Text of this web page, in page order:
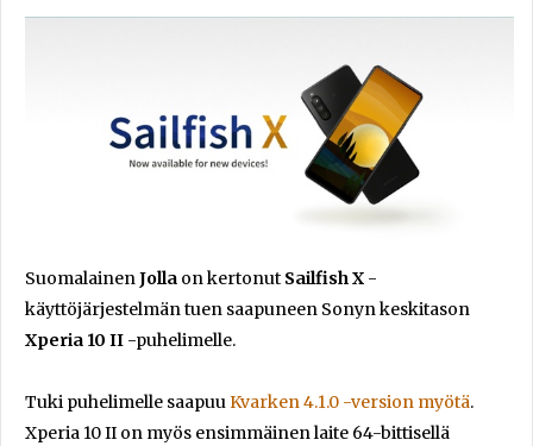
SuomalainenJolla on kertonut Sailfish X -
käyttöjärjestelmän tuen saapuneen Sonyn keskitason
Xperia 10 II -puhelimelle.
Tuki puhelimelle saapuuKvarken 4.1.0 -version myötä.
Xperia 10 II on myös ensimmäinen laite 64-bittisellä